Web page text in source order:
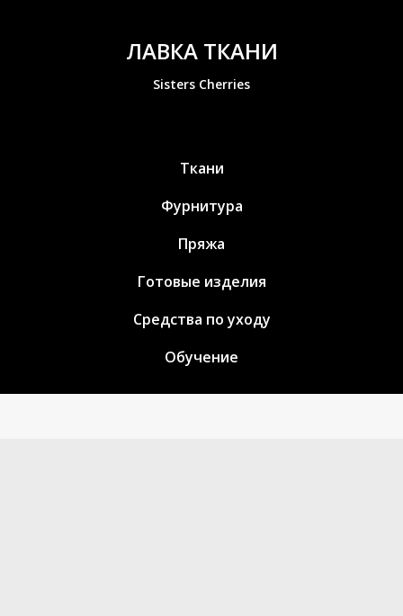
ЛАВКА ТКАНИ
Sisters Cherries
Ткани
Фурнитура
Пряжа
Готовые изделия
Средства по уходу
Обучение